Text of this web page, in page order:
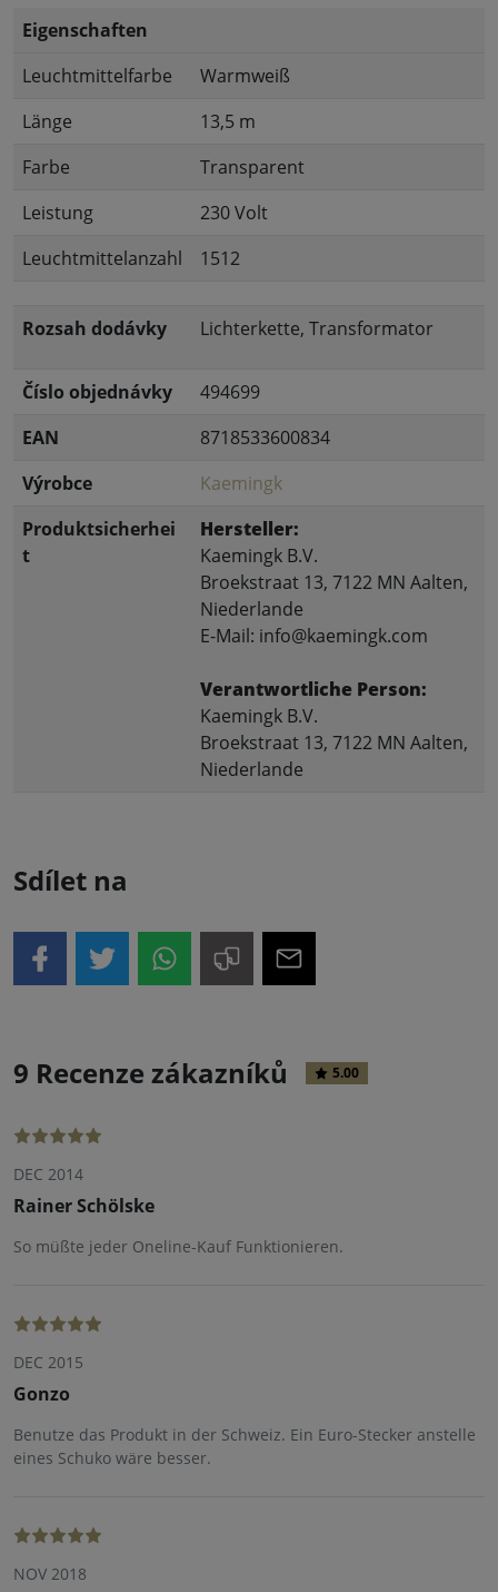
Eigenschaften
Leuchtmittelfarbe
Warmweiß
Länge
13,5 m
Farbe
Transparent
Leistung
230 Volt
Leuchtmittelanzahl
1512
Rozsah dodávky Lichterkette, Transformator
Číslo objednávky
494699
EAN
8718533600834
Výrobce
Kaemingk
Produktsicherhei
t
Hersteller:
Kaemingk B.V.
Broekstraat 13, 7122 MN Aalten,
Niederlande
E-Mail: info@kaemingk.com
Verantwortliche Person:
Kaemingk B.V.
Broekstraat 13, 7122 MN Aalten,
Niederlande
Sdílet na
9 Recenze zákazníků 5.00
DEC 2014
Rainer Schölske
So müßte jeder Oneline-Kauf Funktionieren.
DEC 2015
Gonzo
Benutze das Produkt in der Schweiz. Ein Euro-Stecker anstelle
eines Schuko wäre besser.
NOV 2018